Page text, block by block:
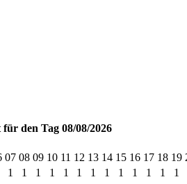
den Tag 08/08/2026
07 08 09 10 11 12 13 14 15 16 17 18 19
1 1 1 1 1 1 1 1 1 1 1 1 1